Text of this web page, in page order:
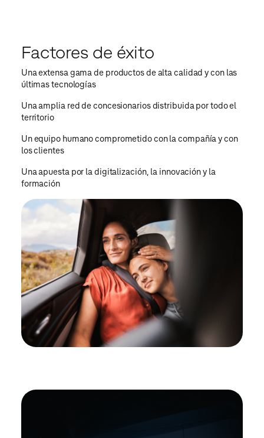
Factores de éxito
Una extensa gamade productos de alta calidad y con las
últimas tecnologías
Una amplia red de concesionarios distribuidapor todo el
territorio
Un equipo humano comprometidocon la compañía y con
los clientes
Una apuesta por la digitalización, la innovación y la
formación